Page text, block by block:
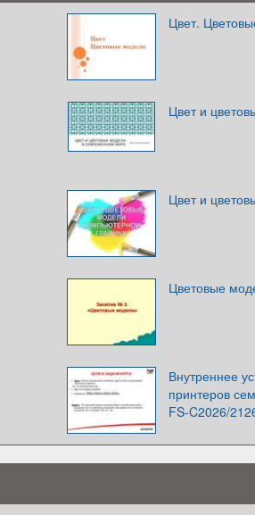
Цвет.
Цвет и
Цвет и
Цветовые
Внутреннее
принтеров
FS-C2026/